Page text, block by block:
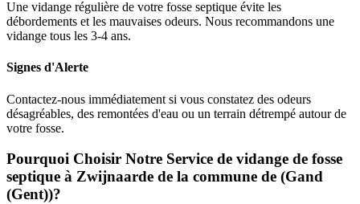
Une vidange régulière de votre fosse septique évite les
débordements et les mauvaises odeurs. Nous recommandons une
vidange tous les 3-4 ans.
Signes d'Alerte
Contactez-nous immédiatement si vous constatez des odeurs
désagréables, des remontées d'eau ou un terrain détrempé autour de
votre fosse.
Pourquoi Choisir Notre Service de vidange de fosse
septique à Zwijnaarde de la commune de (Gand
(Gent))?